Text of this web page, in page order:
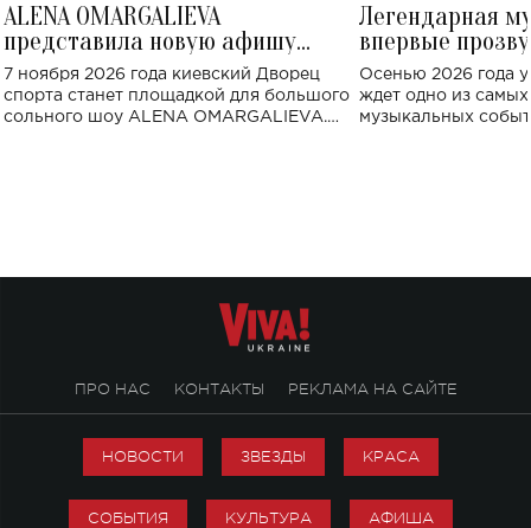
ALENA OMARGALIEVA
представила новую афишу
большого концерта во Дворце
спорта
7 ноября 2026 года киевский Дворец
спорта станет площадкой для большого
сольного шоу ALENA OMARGALIEVA.
Легендарная
впервые
Украине: где
Осенью 2026 года
ждет одно из
музыкальных
ПРО НАС КОНТАКТЫ РЕКЛАМА НА САЙТЕ
НОВОСТИ ЗВЕЗДЫ КРАСА
СОБЫТИЯ КУЛЬТУРА АФИША